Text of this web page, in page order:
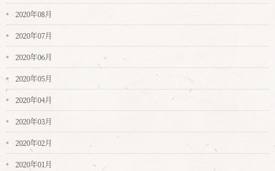
2020年08月
2020年07月
2020年06月
2020年05月
2020年04月
2020年03月
2020年02月
2020年01月